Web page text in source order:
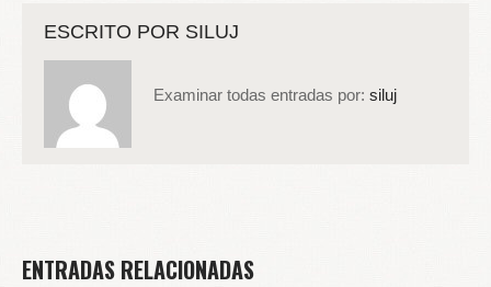
ESCRITO POR SILUJ
Examinar todas entradas por: siluj
ENTRADAS RELACIONADAS